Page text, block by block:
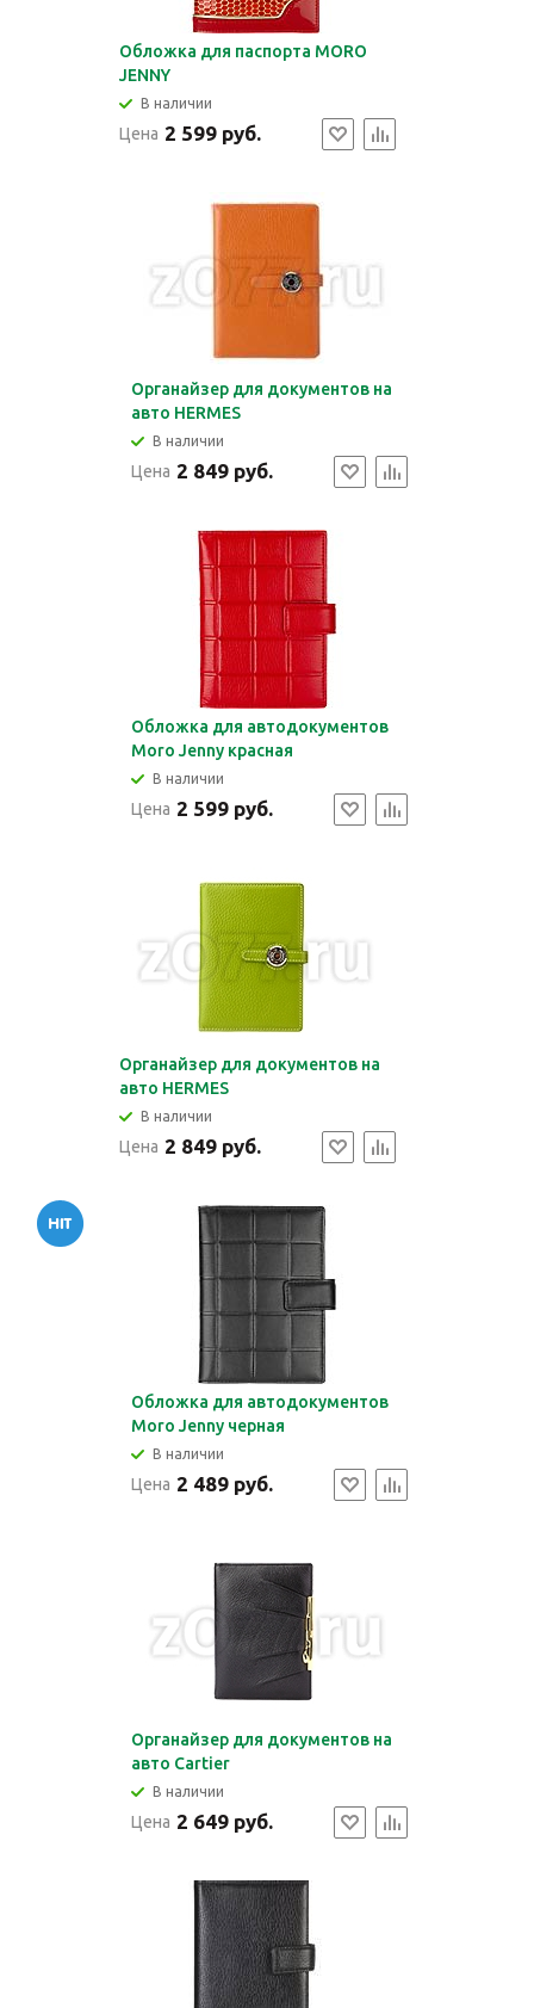
Обложка для паспорта MORO
JENNY
В наличии
Цена 2 599 руб.
Органайзер для документов на
авто HERMES
В наличии
Цена 2 849 руб.
Обложка для автодокументов
Moro Jenny красная
В наличии
Цена 2 599 руб.
Органайзер для документов на
авто HERMES
В наличии
Цена 2 849 руб.
Обложка для автодокументов
Moro Jenny черная
В наличии
Цена 2 489 руб.
Органайзер для документов на
авто Cartier
В наличии
Цена 2 649 руб.